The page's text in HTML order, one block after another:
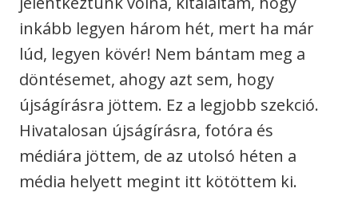
inkább legyen három hét, mert ha már
lúd, legyen kövér! Nem bántam meg a
döntésemet, ahogy azt sem, hogy
újságírásra jöttem. Ez a legjobb szekció.
Hivatalosan újságírásra, fotóra és
médiára jöttem, de az utolsó héten a
média helyett megint itt kötöttem ki.